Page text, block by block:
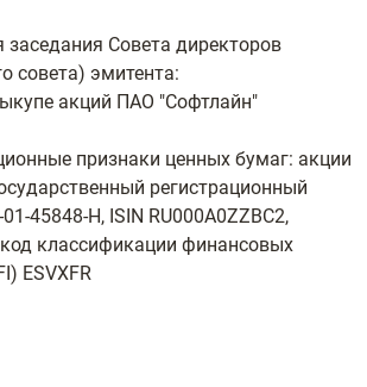
заседания Совета директоров
совета) эмитента:
акций ПАО "Софтлайн"
признаки ценных бумаг: акции
регистрационный
45848-Н, ISIN RU000A0ZZBC2,
классификации финансовых
ESVXFR